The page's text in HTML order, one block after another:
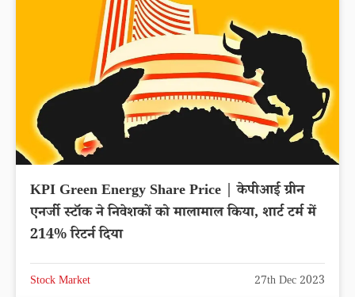
KPI Green Energy Share Price | केपीआई ग्रीन
एनर्जी स्टॉक ने निवेशकों को मालामाल किया, शार्ट टर्म में
214% रिटर्न दिया
Stock Market 27th Dec 2023